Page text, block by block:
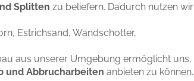
Splitten zu beliefern. Dadurch nutzen wir
Estrichsand, Wandschotter,
aus unserer Umgebung ermöglicht uns,
und Abbrucharbeiten anbieten zu können.